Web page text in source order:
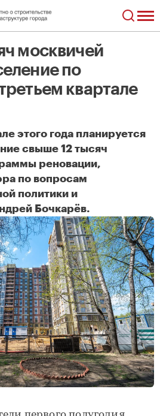
москвичей
по
квартале
этого года планируется
свыше 12 тысяч
реновации,
по вопросам
политики и
Бочкарёв.